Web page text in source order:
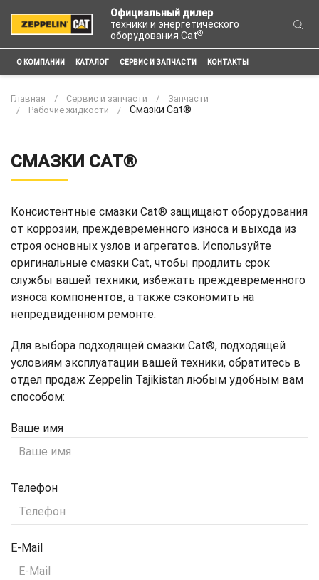
Официальный дилер
техники и энергетического
оборудования Cat®
О КОМПАНИИ КАТАЛОГ СЕРВИС И ЗАПЧАСТИ КОНТАКТЫ
Главная Сервис и запчасти
Запчасти
Рабочие жидкости
Смазки Cat®
СМАЗКИ CAT®
Консистентные смазки Cat® защищают оборудования
от коррозии, преждевременного износа и выхода из
строя основных узлов и агрегатов. Используйте
оригинальные смазки Cat, чтобы продлить срок
службы вашей техники, избежать преждевременного
износа компонентов, а также сэкономить на
непредвиденном ремонте.
Для выбора подходящей смазки Cat®, подходящей
условиям эксплуатации вашей техники, обратитесь в
отдел продаж Zeppelin Tajikistan любым удобным вам
способом:
Ваше имя
Телефон
E-Mail